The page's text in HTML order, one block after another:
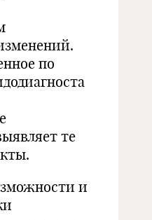
по
те
и